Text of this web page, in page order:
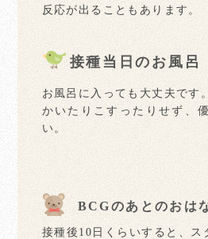
反応が出ることもあります。
接種当日のお風呂
お風呂に入っても大丈夫です。
かいたりこすったりせず、
い。
BCGのあとのおは
接種後10日くらいすると、ス